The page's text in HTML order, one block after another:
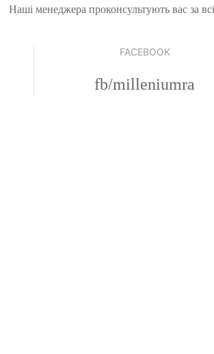
Наші менеджера проконсультують вас за
FACEBOOK
fb/milleniumra